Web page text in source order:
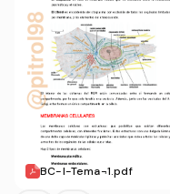
BC-I-Tema-1.pdf